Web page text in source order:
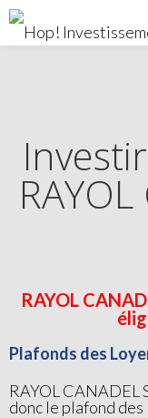
RAYOL
Plafonds des
RAYOL CANADEL
donc le plafond des